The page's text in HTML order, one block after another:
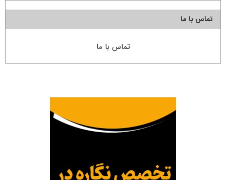
تماس با ما
تماس با ما